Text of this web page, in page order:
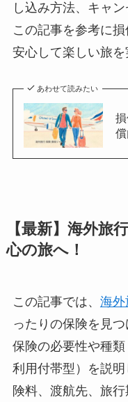
し込み方法、キャ
この記事を参考に
安心して楽しい旅を
あわせて読みたい
【最新】海外旅
心の旅へ！
この記事では、 海外
ったりの保険を見つ
保険の必要性や種類
利用付帯型）を説
険料、渡航先、旅